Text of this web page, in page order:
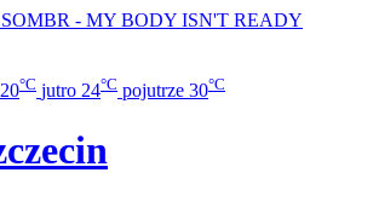
SOMBR - MY BODY ISN'T READY
20°C jutro 24°C pojutrze 30°C